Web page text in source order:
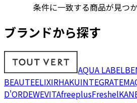
条件に一致する商品が見つ
ブランドから探す
AQUA LABEL
BEAUTEELIXIRHAKUINTEGRATE
D'ORDEWEVITAfreeplusFreshel